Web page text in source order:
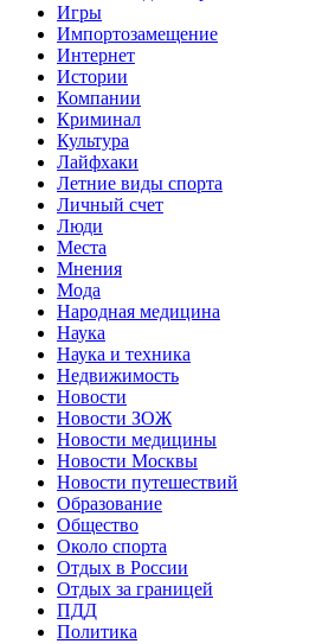
Игры
Импортозамещение
Интернет
Истории
Компании
Криминал
Культура
Лайфхаки
Летние виды спорта
Личный счет
Люди
Места
Мнения
Мода
Народная медицина
Наука
Наука и техника
Недвижимость
Новости
Новости ЗОЖ
Новости медицины
Новости Москвы
Новости путешествий
Образование
Общество
Около спорта
Отдых в России
Отдых за границей
ПДД
Политика